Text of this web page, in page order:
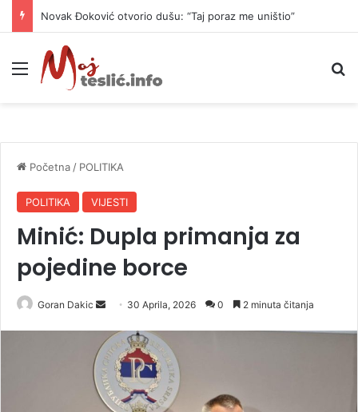
Novak Đoković otvorio dušu: “Taj poraz me uništio”
Meni
Početna / POLITIKA
POLITIKA VIJESTI
Minić: Dupla primanja za
pojedine borce
Goran Dakic
n
d
a
n
30 Aprila, 2026 0 2 minuta čitanja